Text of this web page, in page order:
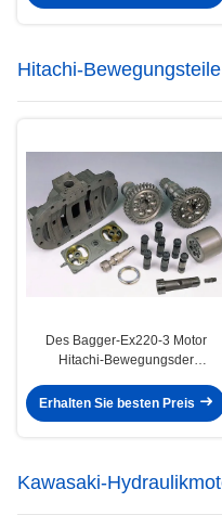
Hitachi-Bewegungsteile
Des Bagger-Ex220-3 Motor
Hitachi-Bewegungsder
Reparatur-Sets Hpv091
Erhalten Sie besten Preis
Kawasaki-